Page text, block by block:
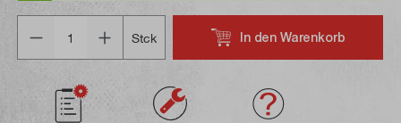
Stck
In den Warenkorb